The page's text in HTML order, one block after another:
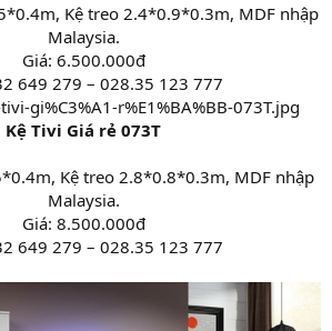
Kệ treo 2.4*0.9*0.3m, MDF nhập
Malaysia.
Giá: 6.500.000đ
649 279 – 028.35 123 777
Kệ Tivi Giá rẻ 073T
Kệ treo 2.8*0.8*0.3m, MDF nhập
Malaysia.
Giá: 8.500.000đ
649 279 – 028.35 123 777